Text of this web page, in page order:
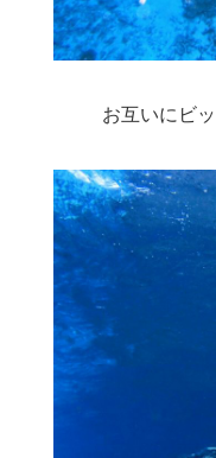
お互いにビ